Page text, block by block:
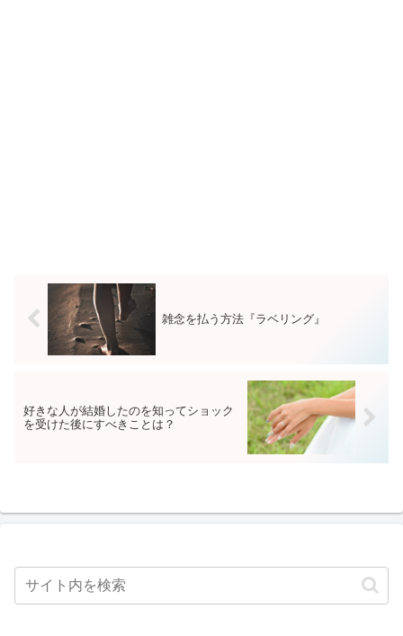
雑念を払う方法『ラベリング』
好きな人が結婚したのを知ってショック
を受けた後にすべきことは？